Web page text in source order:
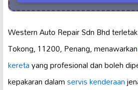
Western Auto Repair Sdn Bhd
Tokong, 11200, Penang, menawarkan
keretayang profesional dan boleh
kepakaran dalamservis kenderaan